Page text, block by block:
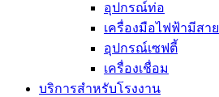
อุปกรณ์ท่อ
เครื่องมือไฟฟ้ามีสาย
อุปกรณ์เซฟตี้
เครื่องเชื่อม
บริการสำหรับโรงงาน